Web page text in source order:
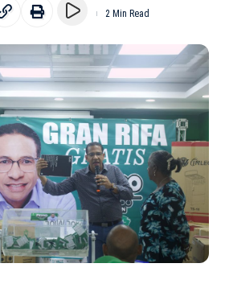
2 Min Read